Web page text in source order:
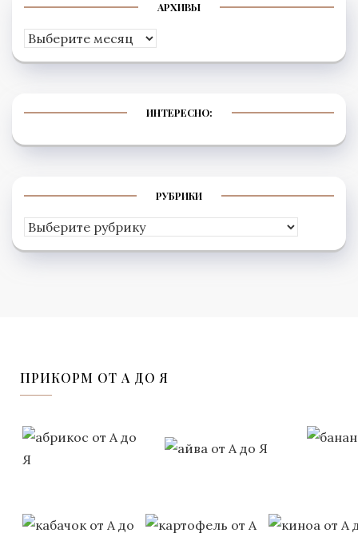
АРХИВЫ
Архивы
ИНТЕРЕСНО:
РУБРИКИ
Рубрики
ПРИКОРМ ОТ А ДО Я